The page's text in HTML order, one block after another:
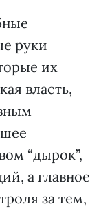
руки
их
власть,
“дырок”,
а главное
за тем,